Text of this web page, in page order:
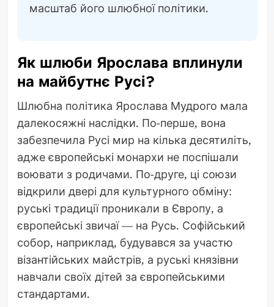
масштаб його шлюбної політики.
Як шлюби Ярослава вплинули
на майбутнє Русі?
Шлюбна політика Ярослава Мудрого мала
далекосяжні наслідки. По-перше, вона
забезпечила Русі мир на кілька десятиліть,
адже європейські монархи не поспішали
воювати з родичами. По-друге, ці союзи
відкрили двері для культурного обміну:
руські традиції проникали в Європу, а
європейські звичаї — на Русь. Софійський
собор, наприклад, будувався за участю
візантійських майстрів, а руські князівни
навчали своїх дітей за європейськими
стандартами.